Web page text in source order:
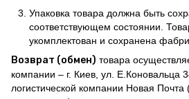
Упаковка товара должна быть
соответствующем состоянии.
укомплектован и сохранена
Возврат (обмен) товара
компании – г. Киев, ул.
логистической компании Новая